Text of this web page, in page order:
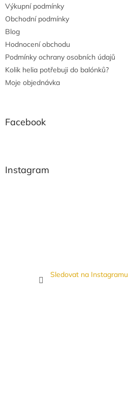
Výkupní podmínky
Obchodní podmínky
Blog
Hodnocení obchodu
Podmínky ochrany osobních údajů
Kolik helia potřebuji do balónků?
Moje objednávka
Facebook
Instagram
Sledovat na Instagramu